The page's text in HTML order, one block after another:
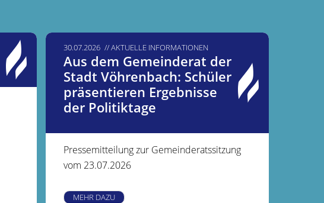
AKTUELLE INFORMATIONEN
30.07.2026
Aus dem Gemeinderat der
Stadt Vöhrenbach: Schüler
präsentieren Ergebnisse
der Politiktage
Pressemitteilung zur Gemeinderatssitzung
vom 23.07.2026
MEHR DAZU